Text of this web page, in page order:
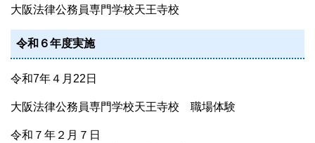
大阪法律公務員専門学校天王寺校
令和６年度実施
令和7年４月22日
大阪法律公務員専門学校天王寺校 職場体験
令和７年２月７日